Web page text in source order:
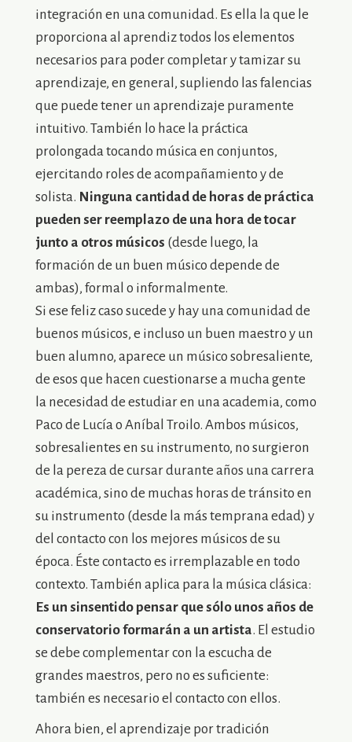
integración en una comunidad. Es ella la que le
proporciona al aprendiz todos los elementos
necesarios para poder completar y tamizar su
aprendizaje, en general, supliendo las falencias
que puede tener un aprendizaje puramente
intuitivo. También lo hace la práctica
prolongada tocando música en conjuntos,
ejercitando roles de acompañamiento y de
solista. Ninguna cantidad de horas de práctica
pueden ser reemplazo de una hora de tocar
junto a otros músicos (desde luego, la
formación de un buen músico depende de
ambas), formal o informalmente.
Si ese feliz caso sucede y hay una comunidad de
buenos músicos, e incluso un buen maestro y un
buen alumno, aparece un músico sobresaliente,
de esos que hacen cuestionarse a mucha gente
la necesidad de estudiar en una academia, como
Paco de Lucía o Aníbal Troilo. Ambos músicos,
sobresalientes en su instrumento, no surgieron
de la pereza de cursar durante años una carrera
académica, sino de muchas horas de tránsito en
su instrumento (desde la más temprana edad) y
del contacto con los mejores músicos de su
época. Éste contacto es irremplazable en todo
contexto. También aplica para la música clásica:
Es un sinsentido pensar que sólo unos años de
conservatorio formarán a un artista. El estudio
se debe complementar con la escucha de
grandes maestros, pero no es suficiente:
también es necesario el contacto con ellos.
Ahora bien, el aprendizaje por tradición